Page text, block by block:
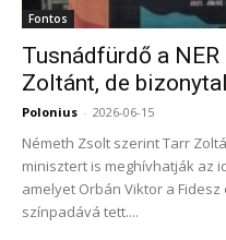
Fontos
Tusnádfürdő a
Zoltánt, de
Polonius - 2026-06-15
Németh Zsolt szerint Tarr
minisztert is meghívhatják az
amelyet Orbán Viktor a
színpadává tett....